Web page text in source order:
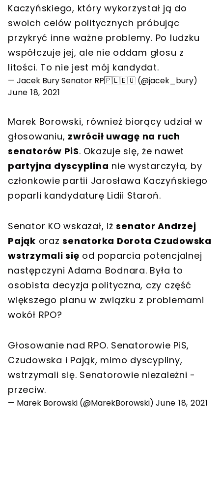
Kaczyńskiego, który wykorzystał ją do
swoich celów politycznych próbując
przykryć inne ważne problemy. Po ludzku
współczuje jej, ale nie oddam głosu z
litości. To nie jest mój kandydat.
— Jacek Bury Senator RP🇵🇱🇪🇺 (@jacek_bury)
June 18, 2021
Marek Borowski, również biorący udział w
głosowaniu, zwrócił uwagę na ruch
senatorów PiS. Okazuje się, że nawet
partyjna dyscyplina nie wystarczyła, by
członkowie partii Jarosława Kaczyńskiego
poparli kandydaturę Lidii Staroń.
Senator KO wskazał, iżsenator Andrzej
Pająk orazsenatorka Dorota Czudowska
wstrzymali się od poparcia potencjalnej
następczyni Adama Bodnara. Była to
osobista decyzja polityczna, czy część
większego planu w związku z problemami
wokół RPO?
Głosowanie nad RPO. Senatorowie PiS,
Czudowska i Pająk, mimo dyscypliny,
wstrzymali się. Senatorowie niezależni -
przeciw.
— Marek Borowski (@MarekBorowski) June 18, 2021